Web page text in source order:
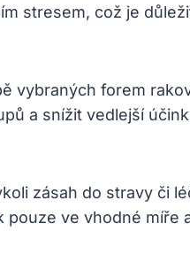
stresem, což je
vybraných forem
a snížit vedlejší
zásah do stravy či
pouze ve vhodné míře